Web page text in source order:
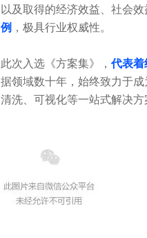
以及取得的经济效益、社会
例 ，极具行业权威性。
此次入选《方案集》，代表着
据领域数十年，始终致力于
清洗、可视化等一站式解决